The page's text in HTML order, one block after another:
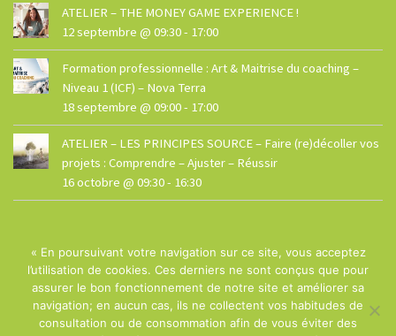
ATELIER – THE MONEY GAME EXPERIENCE !
12 septembre @ 09:30- 17:00
Formation professionnelle : Art & Maitrise du coaching –
Niveau 1 (ICF) – Nova Terra
18 septembre @ 09:00- 17:00
ATELIER – LES PRINCIPES SOURCE – Faire (re)décoller vos
projets : Comprendre – Ajuster – Réussir
16 octobre @ 09:30- 16:30
© La Maison - Site réalisé parDphi
« En poursuivant votre navigation sur ce site, vous acceptez
l’utilisation de cookies. Ces derniers ne sont conçus que pour
assurer le bon fonctionnement de notre site et améliorer sa
navigation; en aucun cas, ils ne collectent vos habitudes de
consultation ou de consommation afin de vous éviter des